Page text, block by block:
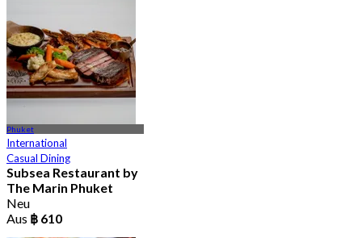
Phuket
International
Casual Dining
Subsea Restaurant by
The Marin Phuket
Neu
Aus ฿ 610